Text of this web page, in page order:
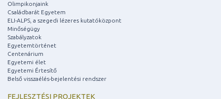
Olimpikonjaink
Családbarát Egyetem
ELI-ALPS, a szegedi lézeres kutatóközpont
Minőségügy
Szabályzatok
Egyetemtörténet
Centenárium
Egyetemi élet
Egyetemi Értesítő
Belső visszaélés-bejelentési rendszer
FEJLESZTÉSI PROJEKTEK